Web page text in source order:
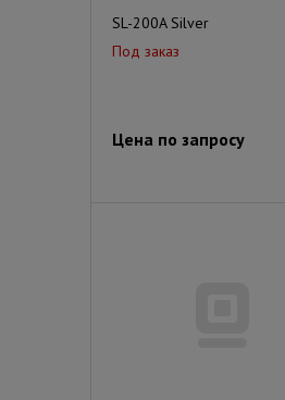
SL-200A Silver
Под заказ
Цена по запросу